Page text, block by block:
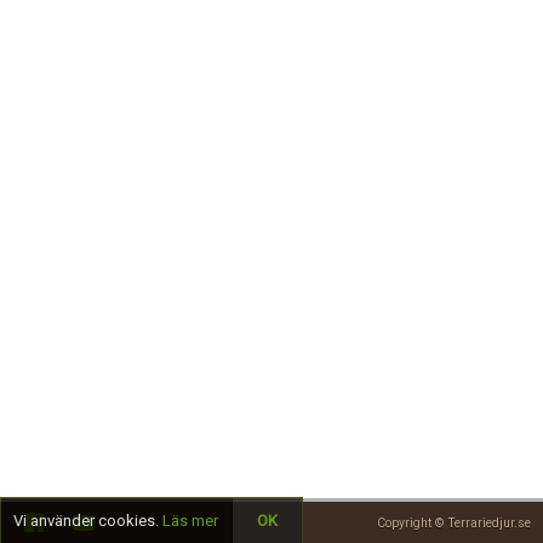
Copyright © Terrariedjur.se
Vi använder cookies. Läs mer OK